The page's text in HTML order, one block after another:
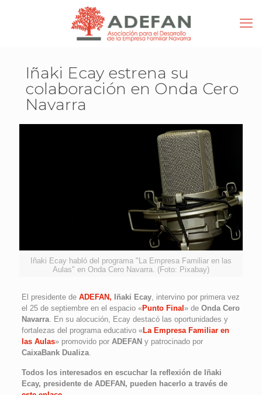
Iñaki Ecay estrena su
colaboración en Onda Cero
Navarra
Iñaki Ecay habló del programa "La Empresa Familiar en las
Aulas" en Onda Cero Navarra. (Foto: Pixabay)
El presidente de ADEFAN, Iñaki Ecay, intervino por primera vez
el 25 de septiembre en el espacio «Punto Final » de Onda Cero
Navarra. En su alocución, Ecay destacó las oportunidades y
fortalezas del programa educativo «La Empresa Familiar en
las Aulas» promovido por ADEFAN y patrocinado por
CaixaBank Dualiza.
Todos los interesados en escuchar la reflexión de Iñaki
Ecay, presidente de ADEFAN, pueden hacerlo a través de